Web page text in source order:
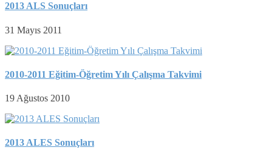
2013 ALS Sonuçları
31 Mayıs 2011
2010-2011 Eğitim-Öğretim Yılı Çalışma Takvimi
19 Ağustos 2010
2013 ALES Sonuçları